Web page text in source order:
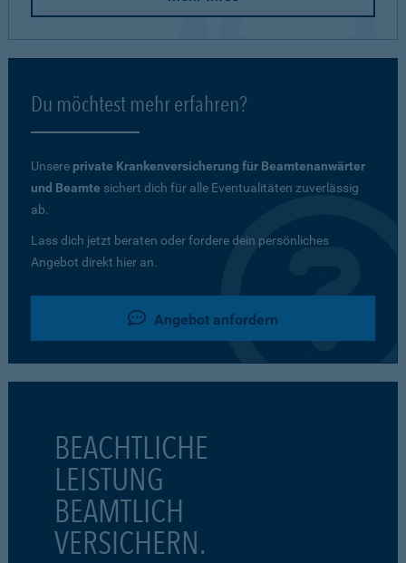
Du möchtest mehr erfahren?
Unsere private Krankenversicherung für Beamtenanwärter
und Beamte sichert dich für alle Eventualitäten zuverlässig
ab.
Lass dich jetzt beraten oder fordere dein persönliches
Angebot direkt hier an.
Angebot anfordern
BEACHTLICHE
LEISTUNG
BEAMTLICH
VERSICHERN.